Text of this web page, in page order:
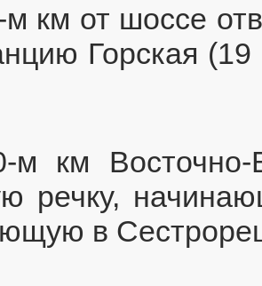
км от шоссе
Горская
км Восточно-
речку,
в